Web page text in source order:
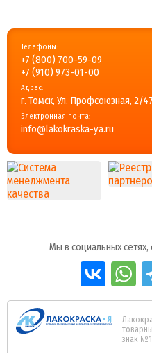
Телефоны:
+7 (800) 700-59-09
+7 (910) 973-01-00
Адрес:
г. Томск, Ул. Профсоюзная, 2/
Электронная почта:
info@lakokraska-ya.ru
Мы в социальных
знак